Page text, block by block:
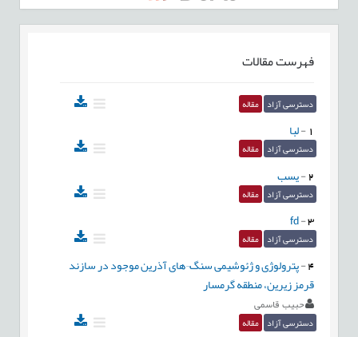
فهرست مقالات
دسترسی آزاد مقاله
-لبا
دسترسی آزاد مقاله
2
-یسب
دسترسی آزاد مقاله
3
-
fd
دسترسی آزاد مقاله
4
-پترولوژی و ژئوشیمی سنگ¬های آذرین موجود در سازند
قرمز زیرین، منطقه گرمسار
حبیب قاسمی
دسترسی آزاد مقاله